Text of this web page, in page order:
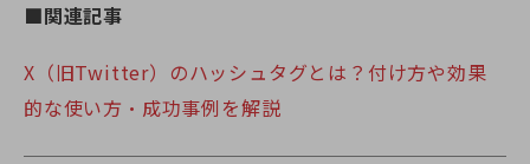
■関連記事
X（旧Twitter）のハッシュタグとは？付け方や効果
的な使い方・成功事例を解説